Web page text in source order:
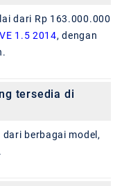
dari Rp 163.000.000
1.5 2014, dengan
tersedia di
berbagai model,